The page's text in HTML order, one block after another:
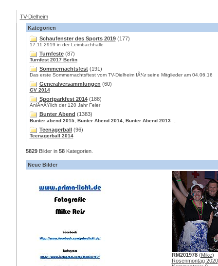
TV-Dielheim
Kategorien
Schaufenster des Sports 2019(177)
17.11.2919 in der Leimbachhalle
Turnfeste(87)
Turnfest 2017 Berlin
Sommernachtsfest(191)
Das erste Sommernachtsftest vom TV-Dielheim fÃ¼r seine Mitglieder am 04.06.16
Generalversammlungen (60)
GV 2014
Sportparkfest 2014(188)
AnlÃ¤ÃŸlich der 120 Jahr Feier
Bunter Abend (1383)
Bunter abend 2015, Bunter Abend 2014, Bunter Abend 2013
Teenagerball(96)
Teenagerball 2014
5829Bilder in 58Kategorien.
Neue Bilder
RM201978(Mike)
Rosenmontag 2020